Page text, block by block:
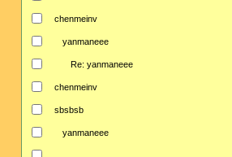
chenmeinv
yanmaneee
Re: yanmaneee
chenmeinv
sbsbsb
yanmaneee